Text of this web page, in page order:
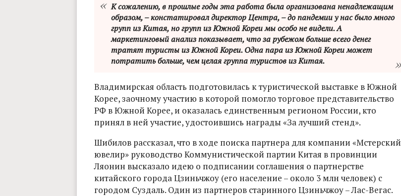
К сожалению, в прошлые годы эта работа была организована ненадлежащим
образом, – констатировал директор Центра, – до пандемии у нас было много
групп из Китая, но групп из Южной Кореи мы особо не видели. А
маркетинговый анализ показывает, что за рубежом больше всего денег
тратят туристы из Южной Кореи. Одна пара из Южной Кореи может
потратить больше, чем целая группа туристов из Китая.
Владимирская область подготовилась к туристической выставке в Южной
Корее, заочному участию в которой помогло торговое представительство
РФ в Южной Корее, и оказалась единственным регионом России, кто
принял в ней участие, удостоившись награды «За лучший стенд».
Шибилов рассказал, что в ходе поиска партнера для компании «Мстерский
ювелир» руководство Коммунистической партии Китая в провинции
Ляонин высказало идею о подписании соглашения о партнерстве
китайского города Цзиньчжоу (его население – около 3 млн человек) с
городом Суздаль. Один из партнеров старинного Цзиньчжоу – Лас-Вегас.